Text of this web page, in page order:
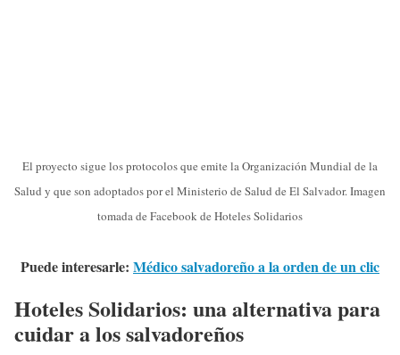
El proyecto sigue los protocolos que emite la Organización Mundial de la
Salud y que son adoptados por el Ministerio de Salud de El Salvador. Imagen
tomada de Facebook de Hoteles Solidarios
Puede interesarle: Médico salvadoreño a la orden de un clic
Hoteles Solidarios: una alternativa para
cuidar a los salvadoreños